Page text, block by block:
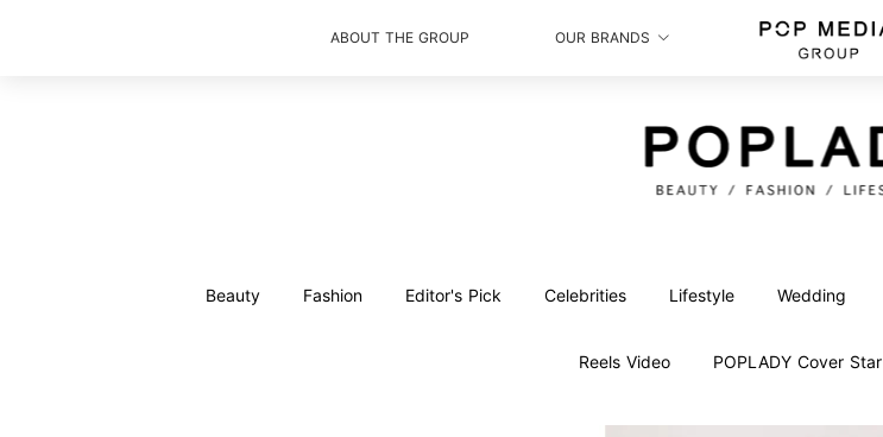
ABOUT THE GROUP OUR BRANDS
Beauty Fashion Editor's Pick Celebrities Lifestyle Wedding
Reels Video POPLADY Cover Star